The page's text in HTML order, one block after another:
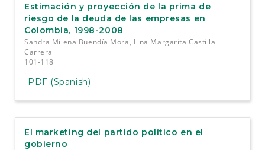
Estimación y proyección de la prima de
riesgo de la deuda de las empresas en
Colombia, 1998-2008
Sandra Milena Buendía Mora, Lina Margarita Castilla
Carrera
101-118
PDF (Spanish)
El marketing del partido político en el
gobierno